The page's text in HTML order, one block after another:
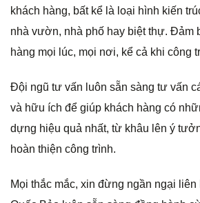
khách hàng, bất kể là loại hình kiến
nhà vườn, nhà phố hay biệt thự. Đảm
hàng mọi lúc, mọi nơi, kể cả khi công
Đội ngũ tư vấn luôn sẵn sàng tư vấn
và hữu ích để giúp khách hàng có
dựng hiệu quả nhất, từ khâu lên ý
hoàn thiện công trình.
Mọi thắc mắc, xin đừng ngần ngại